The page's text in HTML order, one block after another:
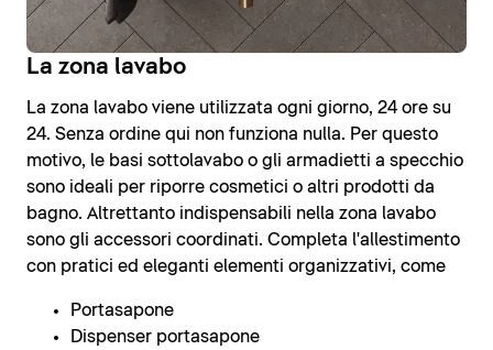
La zona lavabo
La zona lavabo viene utilizzata ogni giorno, 24 ore su
24. Senza ordine qui non funziona nulla. Per questo
motivo, le basi sottolavabo o gli armadietti a specchio
sono ideali per riporre cosmetici o altri prodotti da
bagno. Altrettanto indispensabili nella zona lavabo
sono gli accessori coordinati. Completa l'allestimento
con pratici ed eleganti elementi organizzativi, come
Portasapone
Dispenser portasapone